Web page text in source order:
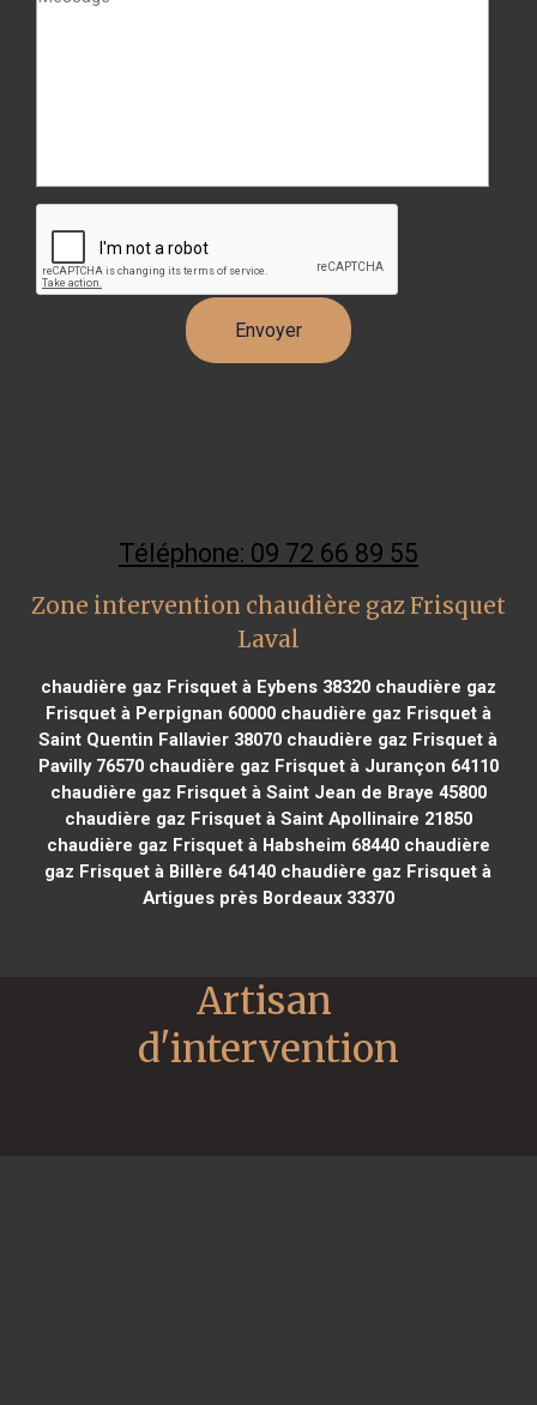
Téléphone: 09 72 66 89 55
Zone intervention chaudière gaz Frisquet
Laval
chaudière gaz Frisquet à Eybens 38320chaudière gaz
Frisquet à Perpignan 60000chaudière gaz Frisquet à
Saint Quentin Fallavier 38070 chaudière gaz Frisquet à
Pavilly 76570chaudière gaz Frisquet à Jurançon 64110
chaudière gaz Frisquet à Saint Jean de Braye 45800
chaudière gaz Frisquet à Saint Apollinaire 21850
chaudière gaz Frisquet à Habsheim 68440chaudière
gaz Frisquet à Billère 64140 chaudière gaz Frisquet à
Artigues près Bordeaux 33370
Artisan
d'intervention